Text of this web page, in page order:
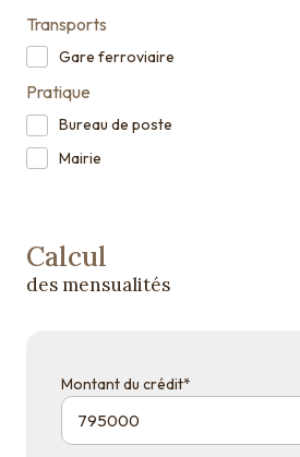
Transports
Gare ferroviaire
Pratique
Bureau de poste
Mairie
Calcul
des mensualités
Montant du crédit*